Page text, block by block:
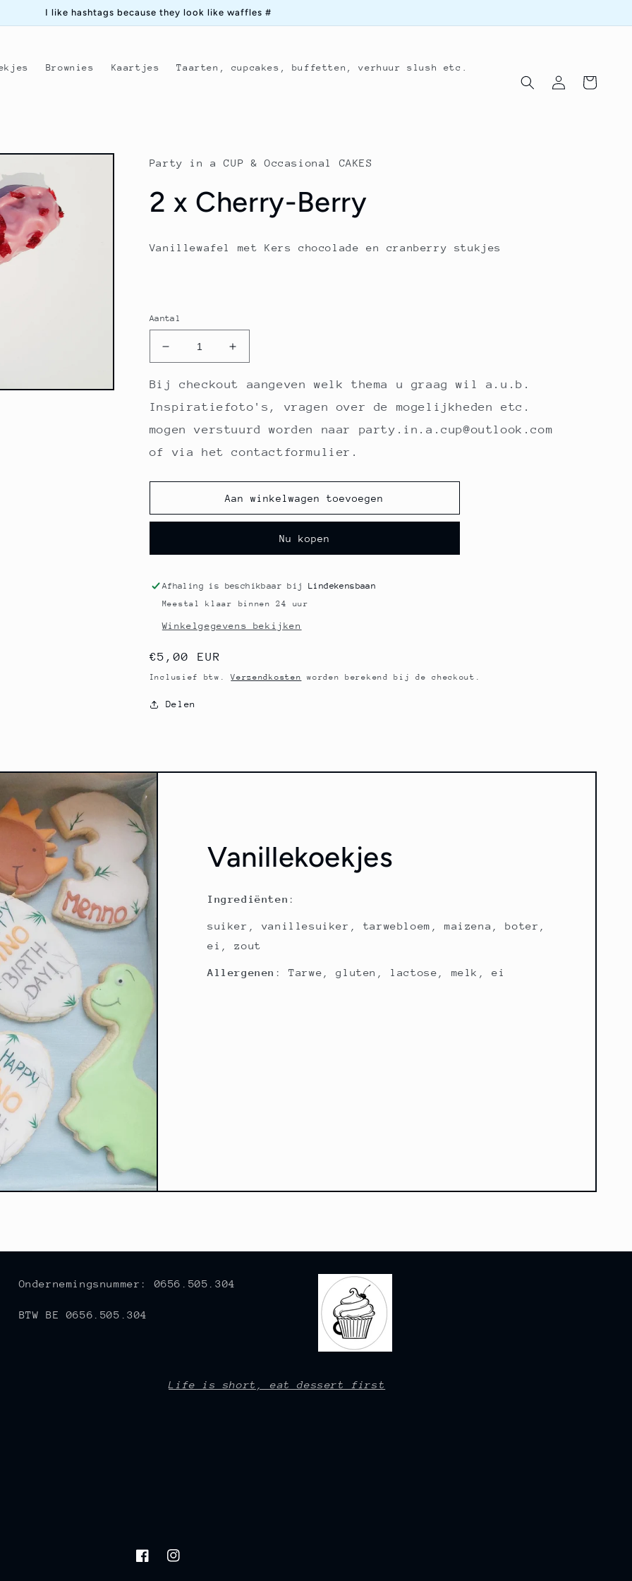
I like hashtags because they look like waffles #
Brownies Kaartjes Taarten, cupcakes, buffetten, verhuur slush etc.
Inloggen
Winkelwagen
Party in a CUP & Occasional CAKES
2 x Cherry-Berry
Vanillewafel met Kers chocolade en cranberry stukjes
Aantal
Aantal
verlagen
voor
x
Cherry-
Aantal
verhogen
voor
x
Cherry-
Bij checkout aangeven welk thema u graag wil a.u.b.
Inspiratiefoto's, vragen over de mogelijkheden etc.
mogen verstuurd worden naar party.in.a.cup@outlook.com
of via het contactformulier.
Aan winkelwagen toevoegen
Nu kopen
Afhaling is beschikbaar bij Lindekensbaan
Meestal klaar binnen 24 uur
Winkelgegevens bekijken
Normale
prijs
€5,00 EUR
Inclusief btw.Verzendkosten worden berekend bij de checkout.
Delen
Vanillekoekjes
Ingrediënten :
suiker, vanillesuiker, tarwebloem, maizena, boter,
ei, zout
Allergenen : Tarwe, gluten, lactose, melk, ei
Ondernemingsnummer: 0656.505.304
BTW BE 0656.505.304
Life is short, eat dessert first
FacebookInstagram